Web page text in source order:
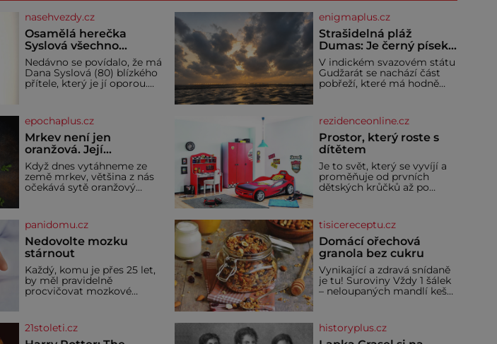
nasehvezdy.cz
Osamělá herečka
Syslová všechno
vzdala?
Nedávno se povídalo, že má
Dana Syslová (80) blízkého
přítele, který je jí oporou.
čím dál častěji mluví o
svém odchodu. Dohnala ji
snad samota? Půs
enigmaplus.cz
Strašidelná pláž
Dumas: Je černý písek
podhoubím, ze kterého
roste zlo?
V indickém svazovém státu
Gudžarát se nachází část
pobřeží, které má hodně
této pláže. Proč má pláž
takové netypické zbarvení?
Nakolik jsou pravd
epochaplus.cz
Mrkev není jen
oranžová. Její
neuvěřitelný příběh
začíná fialovou barvou
Když dnes vytáhneme ze
země mrkev, většina z nás
očekává sytě oranžový
možné, jen ne oranžová. Je
fialová, žlutá, bílá, někdy
dokonce téměř černá. Až
díky stovkám let pečlivého
šlechtění se z ní stává
zelenina, bez které si českou
zahradu ani nedokážeme
představit. Její příběh je
rezidenceonline.cz
Prostor, který roste s
dítětem
Je to svět, který se vyvíjí a
proměňuje od prvních
dětských krůčků až po
bezpečí, kreativitu,
soustředění i odpočinek a
reaguje na každou etapu
života a specifické potřeby
dítěte. Pro nejmenší je
klíčová jednoduchost,
měkkost a bezpečí, proto
by pokoj miminka měl
panidomu.cz
Nedovolte mozku
stárnout
Každý, komu je přes 25 let,
by měl pravidelně
procvičovat mozkové
paměť. Možná máte
problém vzpomenout si na
tisicereceptu.cz
Domácí ořechová
granola bez cukru
Vynikající a zdravá snídaně
je tu! Suroviny Vždy 1 šálek
– neloupaných mandlí kešu
semínek dýně rozinek 3
šálky ovesných vloček 1
21stoleti.cz historyplus.cz